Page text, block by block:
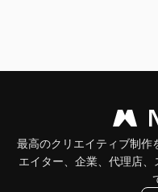
最高のクリエイティブ制作
エイター、企業、代理店